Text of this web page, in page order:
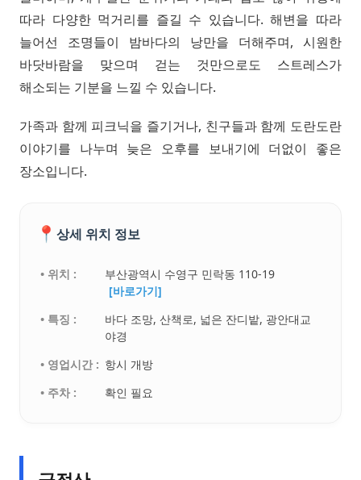
따라 다양한 먹거리를 즐길 수 있습니다. 해변을 따라
늘어선 조명들이 밤바다의 낭만을 더해주며, 시원한
바닷바람을 맞으며 걷는 것만으로도 스트레스가
해소되는 기분을 느낄 수 있습니다.
가족과 함께 피크닉을 즐기거나, 친구들과 함께 도란도란
이야기를 나누며 늦은 오후를 보내기에 더없이 좋은
장소입니다.
📍 상세 위치 정보
• 위치 :
부산광역시 수영구 민락동 110-19
[바로가기]
• 특징 :
바다 조망, 산책로, 넓은 잔디밭, 광안대교
야경
• 영업시간 : 항시 개방
• 주차 :
확인 필요